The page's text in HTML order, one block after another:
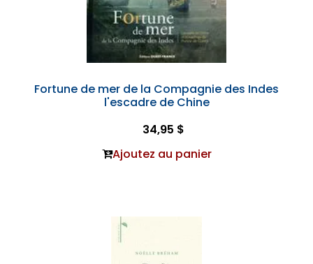
Fortune de mer de la Compagnie des Indes
l'escadre de Chine
34,95 $
Ajoutez au panier